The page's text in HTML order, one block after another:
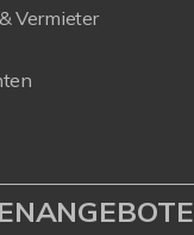
Vermieter